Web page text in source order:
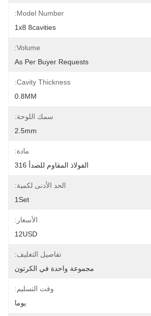
Model Number:
1x8 8cavities
Volume:
As Per Buyer Requests
Cavity Thickness:
0.8MM
سمك اللوحة:
2.5mm
مادة:
الفولاذ المقاوم للصدأ 316
الحد الأدنى لكمية:
1Set
الأسعار:
12USD
تفاصيل التغليف:
مجموعة واحدة في الكرتون
وقت التسليم:
يوما